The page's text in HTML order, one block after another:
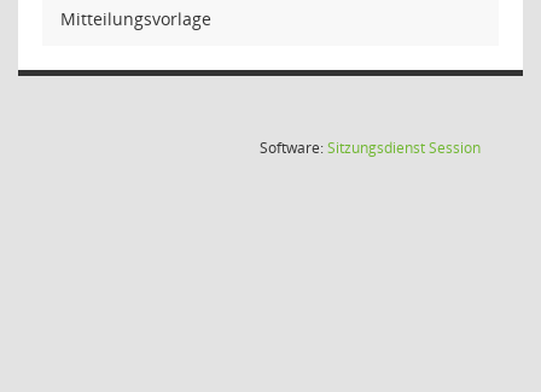
Mitteilungsvorlage
Software:SitzungsdienstSession(Wird in